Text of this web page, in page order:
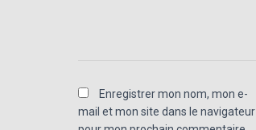
Enregistrer mon nom, mon e-
mail et mon site dans le navigateur